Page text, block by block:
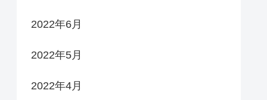
2022年6月
2022年5月
2022年4月